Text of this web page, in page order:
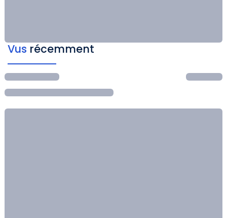
Vus récemment